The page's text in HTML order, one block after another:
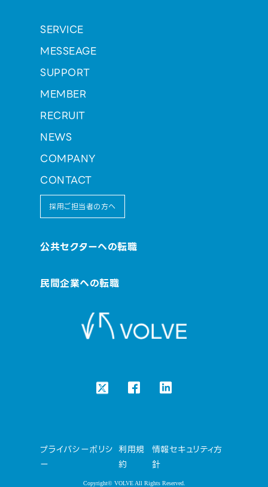
SERVICE
MESSEAGE
SUPPORT
MEMBER
RECRUIT
NEWS
COMPANY
CONTACT
採用ご担当者の方へ
公共セクターへの転職
民間企業への転職
プライバシーポリシ
ー
利用規
約
情報セキュリティ方
針
Copyright© VOLVE All Rights Reserved.